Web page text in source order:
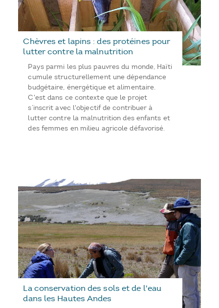
Chèvres et lapins : des protéines pour
lutter contre la malnutrition
Pays parmi les plus pauvres du monde, Haïti
cumule structurellement une dépendance
budgétaire, énergétique et alimentaire.
C'est dans ce contexte que le projet
s’inscrit avec l'objectif de contribuer à
lutter contre la malnutrition des enfants et
des femmes en milieu agricole défavorisé.
La conservation des sols et de l'eau
dans les Hautes Andes